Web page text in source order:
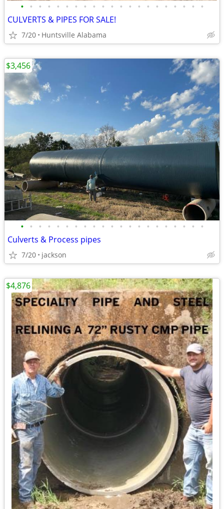
• • • • • • • • • • • • • • • • • • • • •
CULVERTS & PIPES FOR SALE!
7/20 Huntsville Alabama
• • • • • • • • • • • • • • • • • • • • •
Culverts & Process pipes
7/20 jackson
$3,456
$4,876